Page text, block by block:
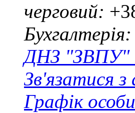
черговий:
Бухгалтерія:
ДНЗ "ЗВПУ"
Зв'язатися з
Графік